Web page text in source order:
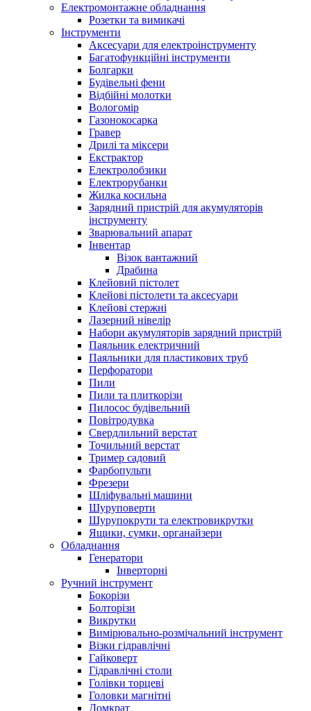
Електромонтажне обладнання
Розетки та вимикачі
Інструменти
Аксесуари для електроінструменту
Багатофункційні інструменти
Болгарки
Будівельні фени
Відбійні молотки
Вологомір
Газонокосарка
Гравер
Дрилі та міксери
Екстрактор
Електролобзики
Електрорубанки
Жилка косильна
Зарядний пристрій для акумуляторів
інструменту
Зварювальний апарат
Інвентар
Візок вантажний
Драбина
Клейовий пістолет
Клейові пістолети та аксесуари
Клейові стержні
Лазерний нівелір
Набори акумуляторів зарядний пристрій
Паяльник електричний
Паяльники для пластикових труб
Перфоратори
Пили
Пили та плиткорізи
Пилосос будівельний
Повітродувка
Свердлильний верстат
Точильний верстат
Тример садовий
Фарбопульти
Фрезери
Шліфувальні машини
Шуруповерти
Шурупокрути та електровикрутки
Ящики, сумки, органайзери
Обладнання
Генератори
Інверторні
Ручний інструмент
Бокорізи
Болторізи
Викрутки
Вимірювально-розмічальний інструмент
Візки гідравлічні
Гайковерт
Гідравлічні столи
Голівки торцеві
Головки магнітні
Домкрат